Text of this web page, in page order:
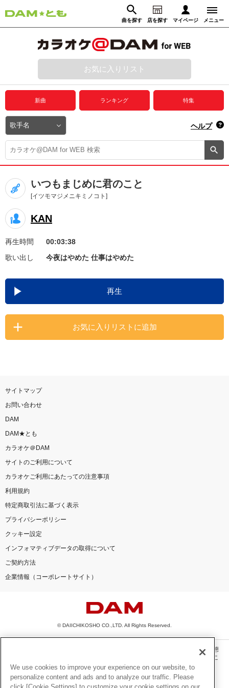
曲を探す 店を探す マイページ メニュー
動画からさがす 録音からさがす
ログイン
プレミアムサービス
DAM★とも動画
DAM★とも録音
カラオケ＠DAM
ユーザー検索
キャンペーン
お知らせ よくあるご質問
DAMの新曲・ランキングなど
カラオケ最新情報をチェック！
お気に入りリスト
新曲 ランキング 特集
ヘルプ
いつもまじめに君のこと
[イツモマジメニキミノコト]
KAN
再生時間
00:03:38
歌い出し
今夜はやめた 仕事はやめた
再生
お気に入りリストに追加
サイトマップ
お問い合わせ
DAM
DAM★とも
カラオケ＠DAM
サイトのご利用について
カラオケご利用にあたっての注意事項
利用規約
特定商取引法に基づく表示
プライバシーポリシー
クッキー設定
インフォマティブデータの取得について
ご契約方法
企業情報（コーポレートサイト）
© DAIICHIKOSHO CO.,LTD. All Rights Reserved.
このサイトに掲載されている一切の文章・画像・写真・動画・音声等を、手段や形態
を問わず、著作権法の定める範囲を超えて無断で複製、転載、ファイル化などするこ
とを禁じます。
楽曲及びコンテンツは、機種によりご利用いただけない場合があります。
We use cookies to improve your experience on our website, to
personalize content and ads and to analyze our traffic. Please